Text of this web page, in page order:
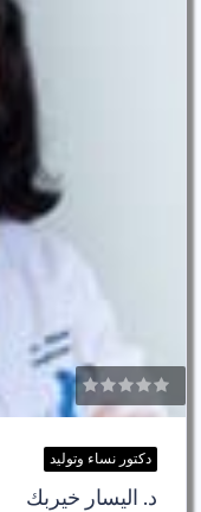
دكتور نساء وتوليد
د. اليسار خيربك